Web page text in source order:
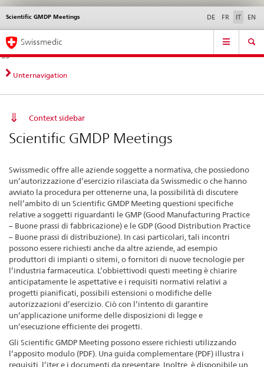
Navigazione
diretta:
novità,
aspetti
contatto
Novità &
norme
Contatto | Supporto &
aiuto
Scientific GMDP Meetings DE FR IT EN
Service
Navigation
Swissmedic
Unternavigation
Context sidebar
Scientific GMDP Meetings
Swissmedic offre alle aziende soggette a normativa, che possiedono
un’autorizzazione d’esercizio rilasciata da Swissmedic o che hanno
avviato la procedura per ottenerne una, la possibilità di discutere
nell’ambito di un Scientific GMDP Meeting questioni specifiche
relative a soggetti riguardanti le GMP (Good Manufacturing Practice
– Buone prassi di fabbricazione) e le GDP (Good Distribution Practice
– Buone prassi di distribuzione). In casi particolari, tali incontri
possono essere richiesti anche da altre aziende, ad esempio
produttori di impianti o sitemi, o fornitori di nuove tecnologie per
l’industria farmaceutica. L’obbiettivodi questi meeting è chiarire
anticipatamente le aspettative e i requisiti normativi relativi a
progetti pianificati, possibili estensioni o modifiche delle
autorizzazioni d’esercizio. Ciò con l’intento di garantire
un’applicazione uniforme delle disposizioni di legge e
un’esecuzione efficiente dei progetti.
Gli Scientific GMDP Meeting possono essere richiesti utilizzando
l’apposito modulo (PDF). Una guida complementare (PDF) illustra i
requisiti, l’iter e i documenti da presentare. Inoltre, è disponibile un